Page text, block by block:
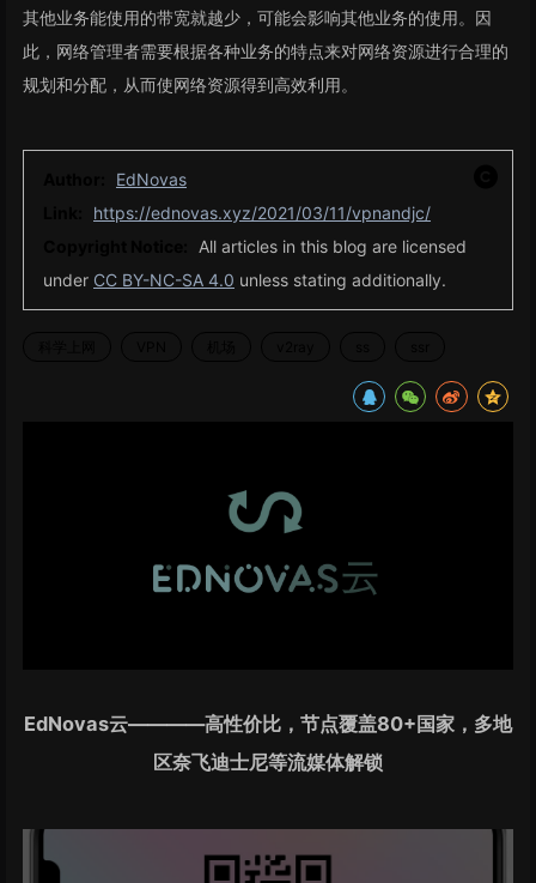
其他业务能使用的带宽就越少，可能会影响其他业务的使用。因
此，网络管理者需要根据各种业务的特点来对网络资源进行合理的
规划和分配，从而使网络资源得到高效利用。
EdNovas
https://ednovas.xyz/2021/03/11/vpnandjc/
All articles in this blog are licensed
under CC BY-NC-SA 4.0 unless stating additionally.
EdNovas云————高性价比，节点覆盖80+国家，多地
区奈飞迪士尼等流媒体解锁